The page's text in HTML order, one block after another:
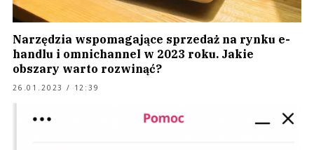
Narzędzia wspomagające sprzedaż na rynku e-
handlu i omnichannel w 2023 roku. Jakie
obszary warto rozwinąć?
26.01.2023 / 12:39